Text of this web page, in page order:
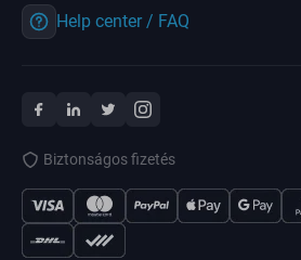
Help center / FAQ
Biztonságos fizetés